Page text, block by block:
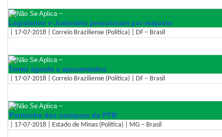
–
Legislativo e Judiciário pressionam por reajuste
| 17-07-2018 | Correio Braziliense (Política) | DF – Brasil
–
Temer agrada a aposentados
| 17-07-2018 | Correio Braziliense (Política) | DF – Brasil
–
'Fantoche dos caciques do PTB'
| 17-07-2018 | Estado de Minas (Política) | MG – Brasil